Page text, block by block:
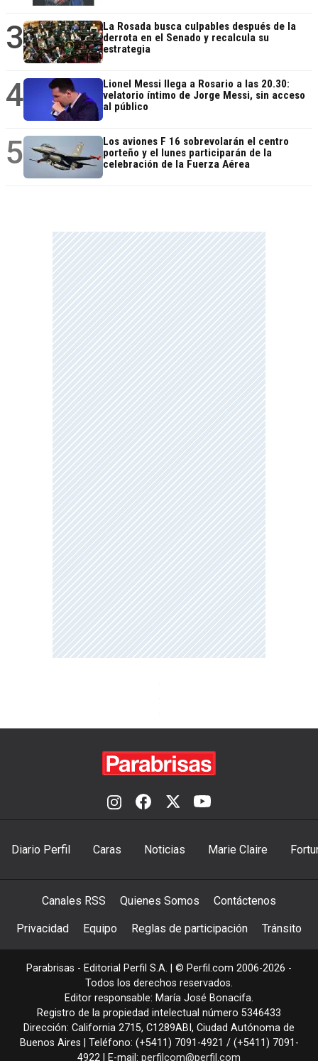
3
La Rosada busca culpables después de la
derrota en el Senado y recalcula su
estrategia
4
Lionel Messi llega a Rosario a las 20.30:
velatorio íntimo de Jorge Messi, sin acceso
al público
5
Los aviones F 16 sobrevolarán el centro
porteño y el lunes participarán de la
celebración de la Fuerza Aérea
Diario Perfil Caras Noticias Marie Claire
Canales RSS Quienes Somos Contáctenos
Privacidad Equipo Reglas de participación Tránsito
Parabrisas - Editorial Perfil S.A. | © Perfil.com 2006-2026 -
Todos los derechos reservados.
Editor responsable: María José Bonacifa.
Registro de la propiedad intelectual número 5346433
Dirección: California 2715, C1289ABI , Ciudad Autónoma de
Buenos Aires | Teléfono: (+5411) 7091-4921 / (+5411) 7091-
4922 | E-mail: perfilcom@perfil.com